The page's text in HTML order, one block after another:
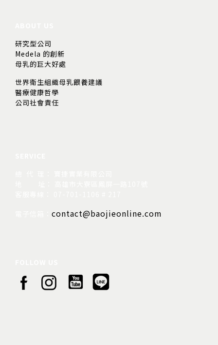
研究型公司
Medela 的創新
母乳的巨大好處
世界衛生組織母乳餵養建議
醫療健康哲學
公司社會責任
contact@baojieonline.com